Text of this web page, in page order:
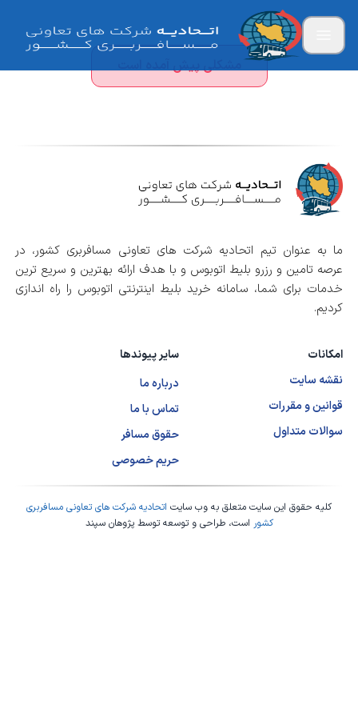
مشکلی پیش آمده است
ما به عنوان تیم اتحادیه شرکت های تعاونی مسافربری کشور، در
عرصه تامین و رزرو بلیط اتوبوس و با هدف ارائه بهترین و سریع ترین
خدمات برای شما، سامانه خرید بلیط اینترنتی اتوبوس را راه اندازی
کردیم.
امکانات
نقشه سایت
قوانین و مقررات
سوالات متداول
سایر پیوندها
درباره ما
تماس با ما
حقوق مسافر
حریم خصوصی
کلیه حقوق این سایت متعلق به وب سایت اتحادیه شرکت های تعاونی مسافربری
کشور است، طراحی و توسعه توسطپژوهان سپند